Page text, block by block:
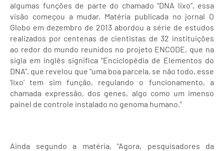
algumas funções de parte do chamado “DNA lixo”, essa
visão começou a mudar. Matéria publicada no jornal O
Globo em dezembro de 2013 abordou a série de estudos
realizados por centenas de cientistas de 32 instituições
ao redor do mundo reunidos no projeto ENCODE, que na
sigla em inglês significa “Enciclopédia de Elementos do
DNA”, que revelou que “uma boa parcela, se não todo, esse
‘lixo’ tem sim função, regulando o funcionamento, a
chamada expressão, dos genes, algo como um imenso
painel de controle instalado no genoma humano.”
Ainda segundo a matéria, “Agora, pesquisadores da